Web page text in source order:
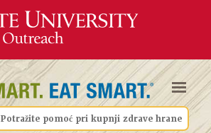
Potražite pomoć pri kupnji zdrave hrane